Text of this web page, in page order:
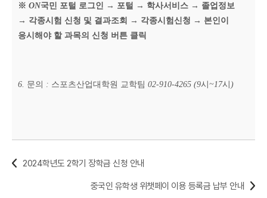
※ ON국민 포털 로그인 → 포털 → 학사서비스 → 졸업정보
→ 각종시험 신청 및 결과조회 → 각종시험신청 → 본인이
응시해야 할 과목의 신청 버튼 클릭
6. 문의 : 스포츠산업대학원 교학팀 02-910-4265 (9시~17시 )
2024학년도 2학기 장학금 신청 안내
중국인 유학생 위챗페이 이용 등록금 납부 안내